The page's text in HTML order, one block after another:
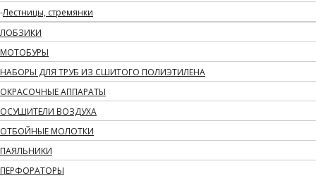
Лестницы, стремянки
ЛОБЗИКИ
МОТОБУРЫ
НАБОРЫ ДЛЯ ТРУБ ИЗ СШИТОГО ПОЛИЭТИЛЕНА
ОКРАСОЧНЫЕ АППАРАТЫ
ОСУШИТЕЛИ ВОЗДУХА
ОТБОЙНЫЕ МОЛОТКИ
ПАЯЛЬНИКИ
ПЕРФОРАТОРЫ